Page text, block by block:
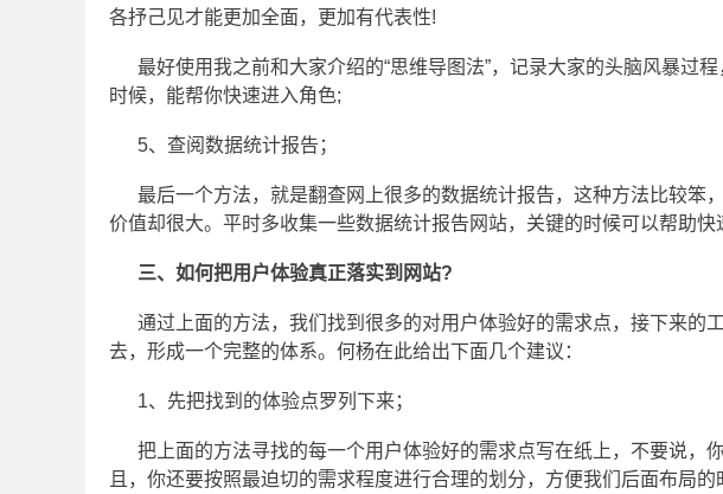
各抒己见才能更加全面，更加有代表性!
最好使用我之前和大家介绍的“思维导图法”，记录大家的头脑风暴过
时候，能帮你快速进入角色;
5、查阅数据统计报告；
最后一个方法，就是翻查网上很多的数据统计报告，这种方法比较笨
价值却很大。平时多收集一些数据统计报告网站，关键的时候可以帮助快
三、如何把用户体验真正落实到网站?
通过上面的方法，我们找到很多的对用户体验好的需求点，接下来的
去，形成一个完整的体系。何杨在此给出下面几个建议：
1、先把找到的体验点罗列下来；
把上面的方法寻找的每一个用户体验好的需求点写在纸上，不要说，
且，你还要按照最迫切的需求程度进行合理的划分，方便我们后面布局的
开发随笔